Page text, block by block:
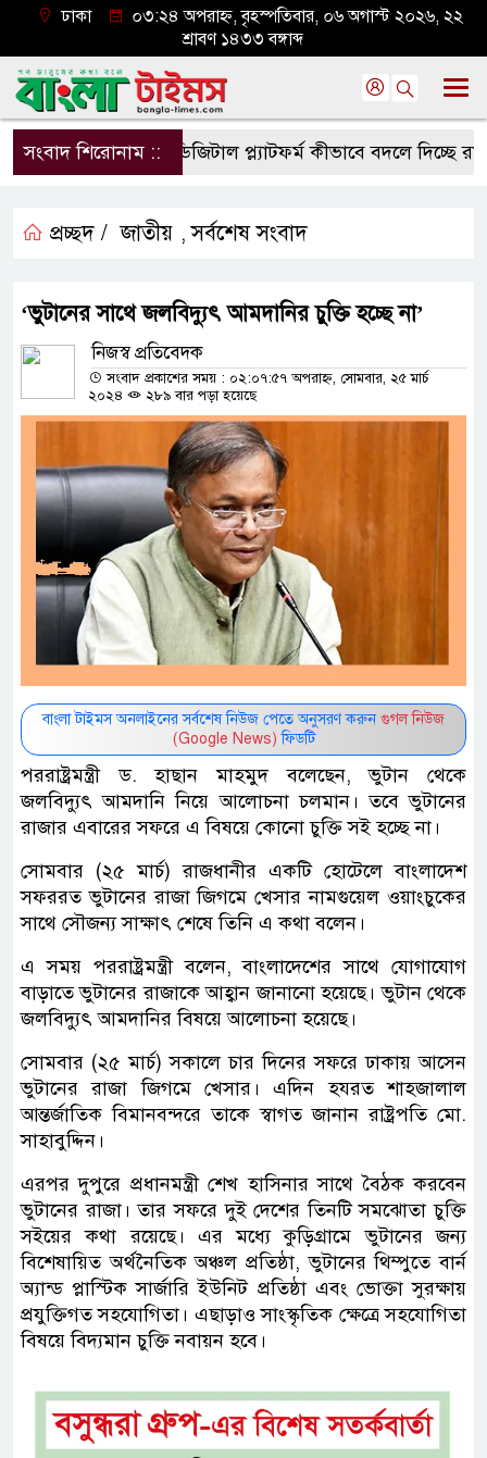
ঢাকা
০৩:২৪ অপরাহ্ন, বৃহস্পতিবার, ০৬ অগাস্ট ২০২৬, ২২
শ্রাবণ ১৪৩৩ বঙ্গাব্দ
সংবাদ শিরোনাম ::ডিজিটাল প্ল্যাটফর্ম কীভাবে বদলে দিচ্ছে
প্রচ্ছদ / জাতীয় ,সর্বশেষ সংবাদ
‘ভুটানের সাথে জলবিদ্যুৎ আমদানির চুক্তি হচ্ছে না’
নিজস্ব প্রতিবেদক
সংবাদ প্রকাশের সময় : ০২:০৭:৫৭ অপরাহ্ন, সোমবার, ২৫ মার্চ
২০২৪
২৮৯ বার পড়া হয়েছে
বাংলা টাইমস অনলাইনের সর্বশেষ নিউজ পেতে অনুসরণ করুন গুগল নিউজ
(Google News) ফিডটি
পররাষ্ট্রমন্ত্রী ড. হাছান মাহমুদ বলেছেন, ভুটান থেকে
জলবিদ্যুৎ আমদানি নিয়ে আলোচনা চলমান। তবে ভুটানের
রাজার এবারের সফরে এ বিষয়ে কোনো চুক্তি সই হচ্ছে না।
সোমবার (২৫ মার্চ) রাজধানীর একটি হোটেলে বাংলাদেশ
সফররত ভুটানের রাজা জিগমে খেসার নামগুয়েল ওয়াংচুকের
সাথে সৌজন্য সাক্ষাৎ শেষে তিনি এ কথা বলেন।
এ সময় পররাষ্ট্রমন্ত্রী বলেন, বাংলাদেশের সাথে যোগাযোগ
বাড়াতে ভুটানের রাজাকে আহ্বান জানানো হয়েছে। ভুটান থেকে
জলবিদ্যুৎ আমদানির বিষয়ে আলোচনা হয়েছে।
সোমবার (২৫ মার্চ) সকালে চার দিনের সফরে ঢাকায় আসেন
ভুটানের রাজা জিগমে খেসার। এদিন হযরত শাহজালাল
আন্তর্জাতিক বিমানবন্দরে তাকে স্বাগত জানান রাষ্ট্রপতি মো.
সাহাবুদ্দিন।
এরপর দুপুরে প্রধানমন্ত্রী শেখ হাসিনার সাথে বৈঠক করবেন
ভুটানের রাজা। তার সফরে দুই দেশের তিনটি সমঝোতা চুক্তি
সইয়ের কথা রয়েছে। এর মধ্যে কুড়িগ্রামে ভুটানের জন্য
বিশেষায়িত অর্থনৈতিক অঞ্চল প্রতিষ্ঠা, ভুটানের থিম্পুতে বার্ন
অ্যান্ড প্লাস্টিক সার্জারি ইউনিট প্রতিষ্ঠা এবং ভোক্তা সুরক্ষায়
প্রযুক্তিগত সহযোগিতা। এছাড়াও সাংস্কৃতিক ক্ষেত্রে সহযোগিতা
বিষয়ে বিদ্যমান চুক্তি নবায়ন হবে।